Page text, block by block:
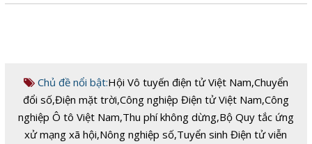
Chủ đề nổi bật:Hội Vô tuyến điện tử Việt Nam,Chuyển
đổi số,Điện mặt trời,Công nghiệp Điện tử Việt Nam,Công
nghiệp Ô tô Việt Nam,Thu phí không dừng,Bộ Quy tắc ứng
xử mạng xã hội,Nông nghiệp số,Tuyển sinh Điện tử viễn